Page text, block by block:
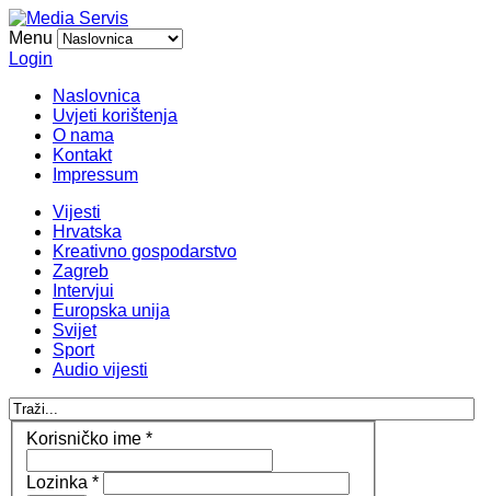
Menu
Login
Naslovnica
Uvjeti korištenja
O nama
Kontakt
Impressum
Vijesti
Hrvatska
Kreativno gospodarstvo
Zagreb
Intervjui
Europska unija
Svijet
Sport
Audio vijesti
Korisničko ime *
Lozinka *